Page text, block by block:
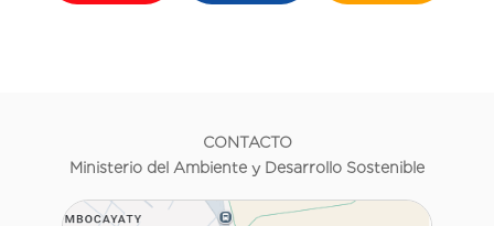
CONTACTO
Ministerio del Ambiente y Desarrollo Sostenible